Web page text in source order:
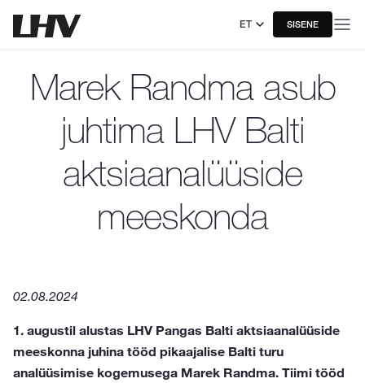
ET SISENE
Marek Randma asub
juhtima LHV Balti
aktsiaanalüüside
meeskonda
02.08.2024
1. augustil alustas LHV Pangas Balti aktsiaanalüüside
meeskonna juhina tööd pikaajalise Balti turu
analüüsimise kogemusega Marek Randma. Tiimi tööd